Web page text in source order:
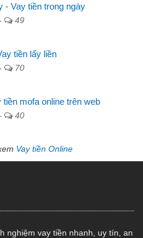
- Vay tiền trong ngày
49
tiền lấy liền
70
tiền mofa online trên web
40
Vay tiền Online
nghiệm vay tiền nhanh, uy tín, an